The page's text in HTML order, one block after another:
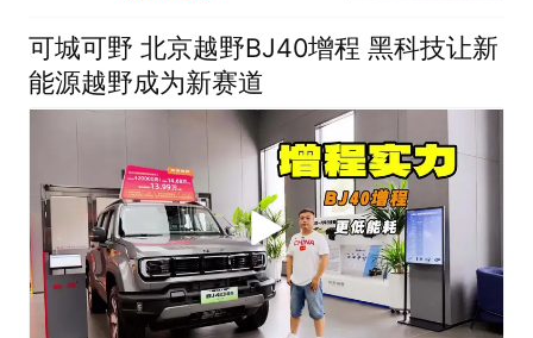
可城可野 北京越野BJ40增程 黑科技让新
能源越野成为新赛道